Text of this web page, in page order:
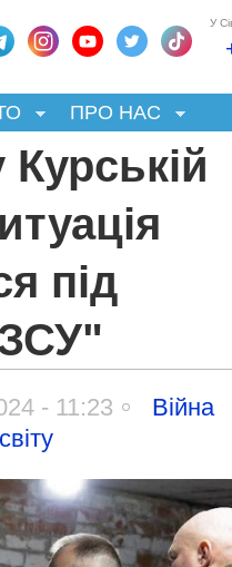
У
ПРО НАС
під
- 11:23
Війна